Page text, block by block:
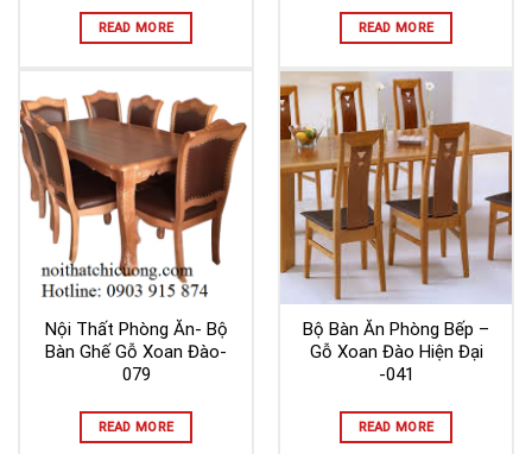
READ MORE READ MORE
Nội Thất Phòng Ăn- Bộ
Bàn Ghế Gỗ Xoan Đào-
079
READ MORE
Bộ Bàn Ăn Phòng Bếp –
Gỗ Xoan Đào Hiện Đại
-041
READ MORE